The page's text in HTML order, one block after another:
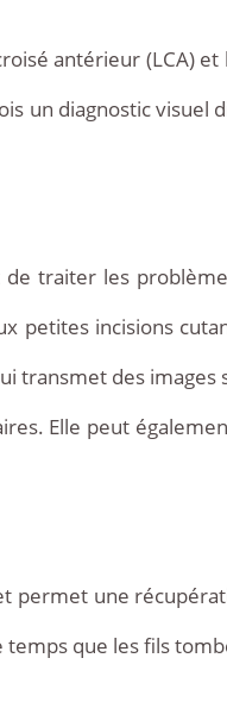
antérieur (LCA) et
un diagnostic visuel
traiter les
petites incisions
transmet des
Elle peut
permet une
temps que les fils